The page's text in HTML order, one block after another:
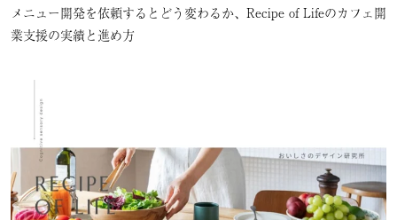
メニュー開発を依頼するとどう変わるか、Recipe of Lifeのカフェ開
業支援の実績と進め方